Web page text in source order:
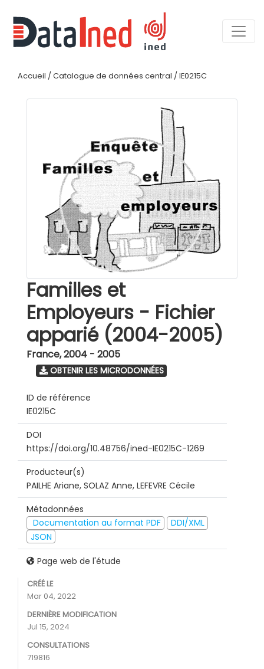
Accueil / Catalogue de données central / IE0215C
Familles et
Employeurs - Fichier
apparié (2004-2005)
France,2004 - 2005
OBTENIR LES MICRODONNÉES
ID de référence
IE0215C
DOI
https://doi.org/10.48756/ined-IE0215C-1269
Producteur(s)
PAILHE Ariane, SOLAZ Anne, LEFEVRE Cécile
Métadonnées
Documentation au format PDF
DDI/XML
JSON
Page web de l'étude
CRÉÉ LE
Mar 04, 2022
DERNIÈRE MODIFICATION
Jul 15, 2024
CONSULTATIONS
719816